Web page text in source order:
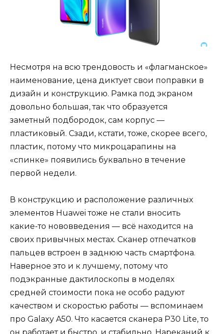
Несмотря на всю трендовость и «флагманское»
наименование, цена диктует свои поправки в
дизайн и конструкцию. Рамка под экраном
довольно большая, так что образуется
заметный подбородок, сам корпус —
пластиковый. Сзади, кстати, тоже, скорее всего,
пластик, потому что микроцарапины на
«спинке» появились буквально в течение
первой недели.
В конструкцию и расположение различных
элементов Huawei тоже не стали вносить
какие-то нововведения — всё находится на
своих привычных местах. Сканер отпечатков
пальцев встроен в заднюю часть смартфона.
Наверное это и к лучшему, потому что
подэкранные дактилоскопы в моделях
средней стоимости пока не особо радуют
качеством и скоростью работы — вспоминаем
про Galaxy A50. Что касается сканера P30 Lite, то